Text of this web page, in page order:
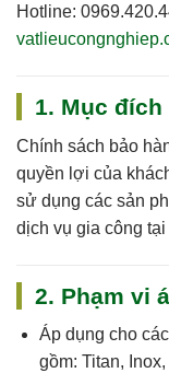
Hotline:
1. Mục
Chính sách bảo
quyền lợi của
sử dụng các sản
dịch vụ gia công tại
2. Phạm vi
Áp dụng cho
gồm: Titan,